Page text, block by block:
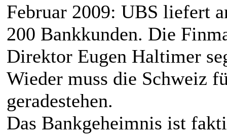
Februar 2009: UBS liefert
200 Bankkunden. Die
Direktor Eugen Haltimer
Wieder muss die Schweiz
geradestehen.
Das Bankgeheimnis ist